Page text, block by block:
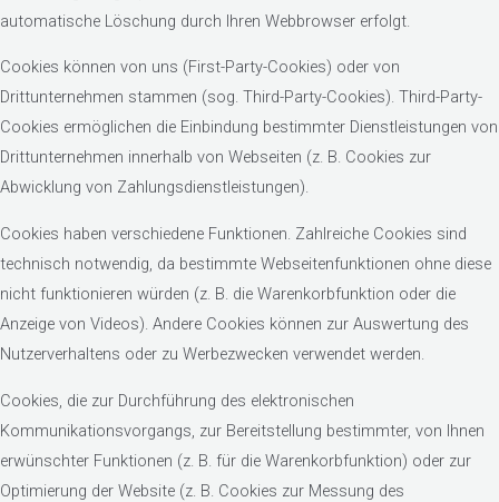
automatische Löschung durch Ihren Webbrowser erfolgt.
Cookies können von uns (First-Party-Cookies) oder von
Drittunternehmen stammen (sog. Third-Party-Cookies). Third-Party-
Cookies ermöglichen die Einbindung bestimmter Dienstleistungen von
Drittunternehmen innerhalb von Webseiten (z. B. Cookies zur
Abwicklung von Zahlungsdienstleistungen).
Cookies haben verschiedene Funktionen. Zahlreiche Cookies sind
technisch notwendig, da bestimmte Webseitenfunktionen ohne diese
nicht funktionieren würden (z. B. die Warenkorbfunktion oder die
Anzeige von Videos). Andere Cookies können zur Auswertung des
Nutzerverhaltens oder zu Werbezwecken verwendet werden.
Cookies, die zur Durchführung des elektronischen
Kommunikationsvorgangs, zur Bereitstellung bestimmter, von Ihnen
erwünschter Funktionen (z. B. für die Warenkorbfunktion) oder zur
Optimierung der Website (z. B. Cookies zur Messung des